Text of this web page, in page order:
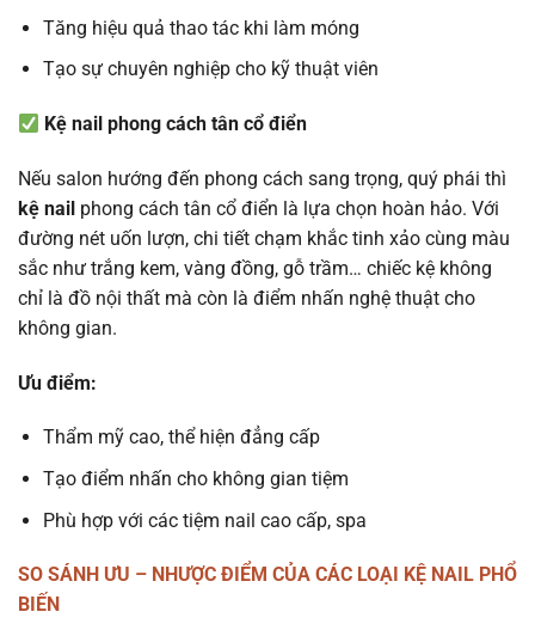
Tăng hiệu quả thao tác khi làm móng
Tạo sự chuyên nghiệp cho kỹ thuật viên
Kệ nail phong cách tân cổ điển
Nếu salon hướng đến phong cách sang trọng, quý phái thì
kệ nail phong cách tân cổ điển là lựa chọn hoàn hảo. Với
đường nét uốn lượn, chi tiết chạm khắc tinh xảo cùng màu
sắc như trắng kem, vàng đồng, gỗ trầm… chiếc kệ không
chỉ là đồ nội thất mà còn là điểm nhấn nghệ thuật cho
không gian.
Ưu điểm:
Thẩm mỹ cao, thể hiện đẳng cấp
Tạo điểm nhấn cho không gian tiệm
Phù hợp với các tiệm nail cao cấp, spa
SO SÁNH ƯU – NHƯỢC ĐIỂM CỦA CÁC LOẠI KỆ NAIL PHỔ
BIẾN